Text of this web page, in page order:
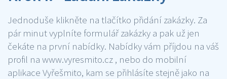
Jednoduše klikněte na tlačítko přidání zakázky. Za
pár minut vyplníte formulář zakázky a pak už jen
čekáte na první nabídky. Nabídky vám příjdou na váš
profil na www.vyresmito.cz , nebo do mobilní
aplikace Vyřešmito, kam se přihlásíte stejně jako na